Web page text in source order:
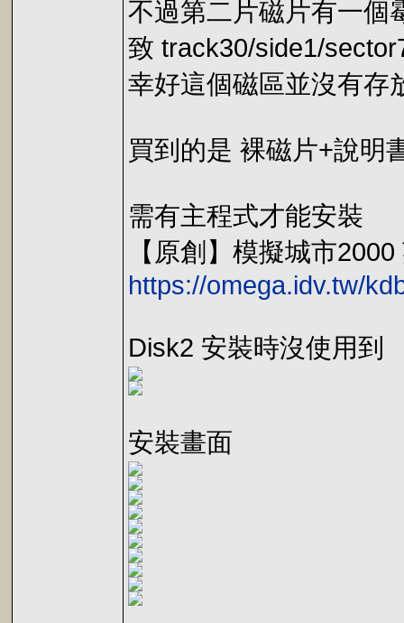
不過第二片磁片有一個
致 track30/side1/
幸好這個磁區並沒有存
買到的是 裸磁片+說明
需有主程式才能安裝
【原創】模擬城市
https://omega.idv.tw/
Disk2 安裝時沒使用到
安裝畫面